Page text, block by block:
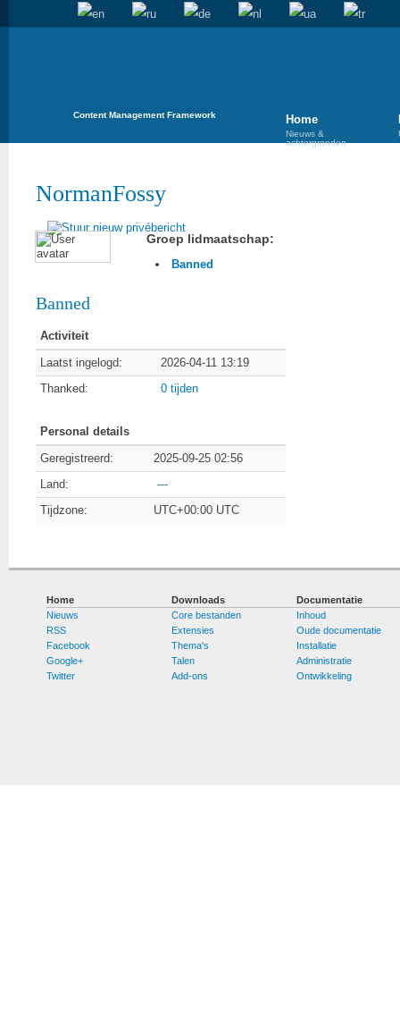
Content Management Framework Home
Nieuws &
achtergronden
NormanFossy
Groep lidmaatschap:
Banned
Banned
Activiteit
Laatst ingelogd:
2026-04-11 13:19
Thanked:
0 tijden
Personal details
Geregistreerd:
2025-09-25 02:56
Land:
---
Tijdzone:
UTC+00:00 UTC
Home
Nieuws
RSS
Facebook
Google+
Twitter
Downloads
Core bestanden
Extensies
Thema's
Talen
Add-ons
Documentatie
Inhoud
Oude documentatie
Installatie
Administratie
Ontwikkeling